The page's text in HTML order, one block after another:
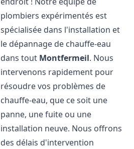
plombiers expérimentés est
spécialisée dans l'installation et
le dépannage de chauffe-eau
dans tout Montfermeil. Nous
intervenons rapidement pour
résoudre vos problèmes de
chauffe-eau, que ce soit une
panne, une fuite ou une
installation neuve. Nous offrons
des délais d'intervention